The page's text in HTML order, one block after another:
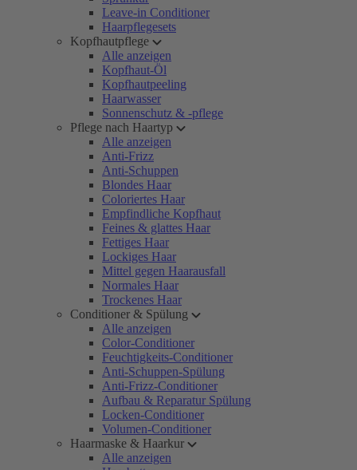
Leave-in Conditioner
Haarpflegesets
Kopfhautpflege
Alle anzeigen
Kopfhaut-Öl
Kopfhautpeeling
Haarwasser
Sonnenschutz & -pflege
Pflege nach Haartyp
Alle anzeigen
Anti-Frizz
Anti-Schuppen
Blondes Haar
Coloriertes Haar
Empfindliche Kopfhaut
Feines & glattes Haar
Fettiges Haar
Lockiges Haar
Mittel gegen Haarausfall
Normales Haar
Trockenes Haar
Conditioner & Spülung
Alle anzeigen
Color-Conditioner
Feuchtigkeits-Conditioner
Anti-Schuppen-Spülung
Anti-Frizz-Conditioner
Aufbau & Reparatur Spülung
Locken-Conditioner
Volumen-Conditioner
Haarmaske & Haarkur
Alle anzeigen